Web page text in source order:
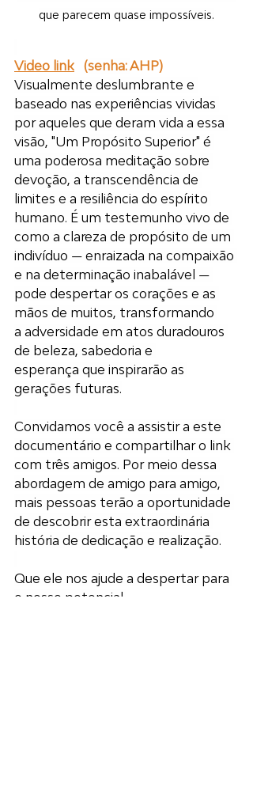
que parecem quase impossíveis.
Video link (senha: AHP)
Visualmente deslumbrante e
baseado nas experiências vividas
por aqueles que deram vida a essa
visão, "Um Propósito Superior" é
uma poderosa meditação sobre
devoção, a transcendência de
limites e a resiliência do espírito
humano. É um testemunho vivo de
como a clareza de propósito de um
indivíduo — enraizada na compaixão
e na determinação inabalável —
pode despertar os corações e as
mãos de muitos, transformando
a adversidade em atos duradouros
de beleza, sabedoria e
esperança que inspirarão as
gerações futuras.
Convidamos você a assistir a este
documentário e compartilhar o link
com três amigos. Por meio dessa
abordagem de amigo para amigo,
mais pessoas terão a oportunidade
de descobrir esta extraordinária
história de dedicação e realização.
Que ele nos ajude a despertar para
o nosso potencial.